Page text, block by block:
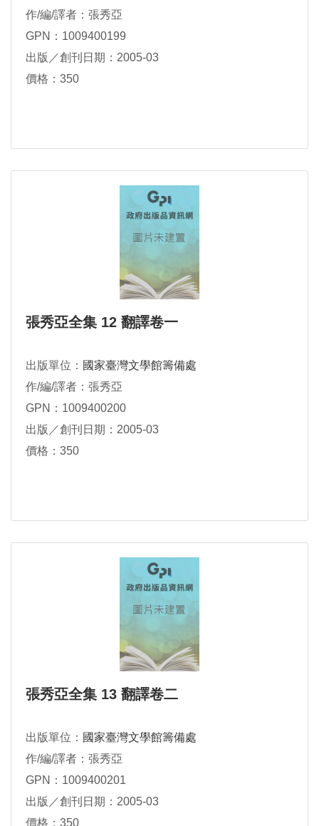
作/編/譯者：張秀亞
GPN：1009400199
出版／創刊日期：2005-03
價格：350
張秀亞全集 12 翻譯卷一
出版單位： 國家臺灣文學館籌備處
作/編/譯者：張秀亞
GPN：1009400200
出版／創刊日期：2005-03
價格：350
張秀亞全集 13 翻譯卷二
出版單位： 國家臺灣文學館籌備處
作/編/譯者：張秀亞
GPN：1009400201
出版／創刊日期：2005-03
價格：350